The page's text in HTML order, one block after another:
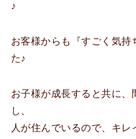
♪
お客様からも『すごく気持
た♪
お子様が成長すると共に
し、
人が住んでいるので、キ